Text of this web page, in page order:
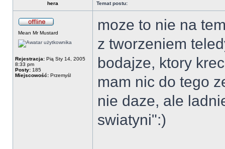
hera Temat postu:
Mean Mr Mustard
Rejestracja: Pią Sty 14, 2005
8:33 pm
Posty: 185
Miejscowość: Przemyśl
moze to nie na
z tworzeniem
bodajze, ktory
mam nic do tego
nie daze, ale
swiatyni":)